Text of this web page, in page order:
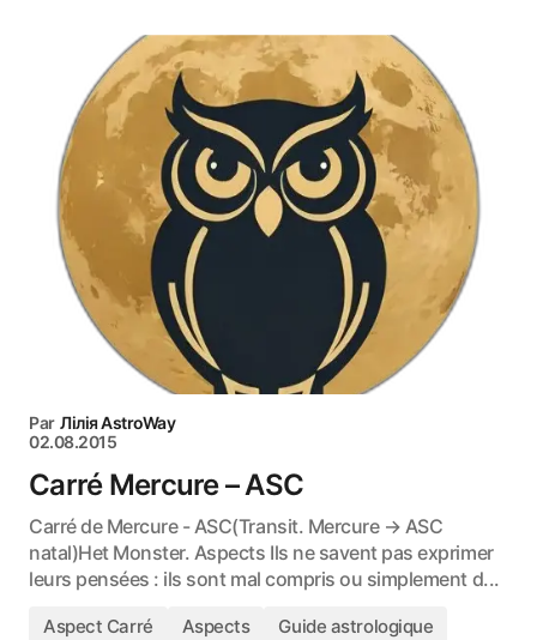
Par Лілія AstroWay
02.08.2015
Carré Mercure – ASC
Carré de Mercure - ASC(Transit. Mercure → ASC
natal)Het Monster. Aspects Ils ne savent pas exprimer
leurs pensées : ils sont mal compris ou simplement d...
Aspect Carré Aspects
Guide astrologique